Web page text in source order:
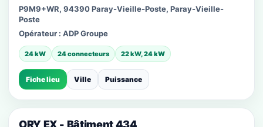
P9M9+WR, 94390 Paray-Vieille-Poste, Paray-Vieille-
Poste
Opérateur : ADP Groupe
24 kW 24 connecteurs 22 kW, 24 kW
Fiche lieu Ville Puissance
ORY EX - Bâtiment 434